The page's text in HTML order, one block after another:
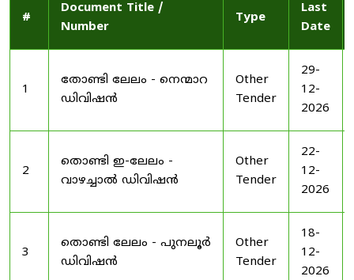
#
Document Title /
Number
Type
Last
Date
1
തോണ്ടി ലേലം - നെന്മാറ
ഡിവിഷൻ
Other
Tender
29-
12-
2026
2
തൊണ്ടി ഇ-ലേലം -
വാഴച്ചാൽ ഡിവിഷൻ
Other
Tender
22-
12-
2026
3
തൊണ്ടി ലേലം - പുനലൂർ
ഡിവിഷൻ
Other
Tender
18-
12-
2026